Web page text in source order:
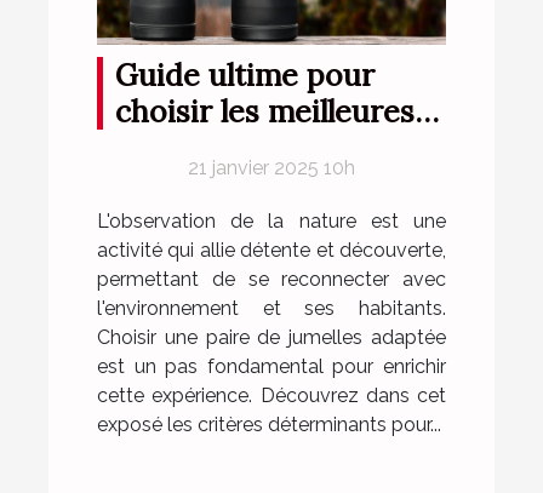
Guide ultime pour
choisir les meilleures
l'observation de la
nature
21 janvier 2025 10h
L'observation de la nature est une
activité qui allie détente et découverte,
permettant de se reconnecter avec
l'environnement et ses habitants.
Choisir une paire de jumelles adaptée
est un pas fondamental pour enrichir
cette expérience. Découvrez dans cet
exposé les critères déterminants pour...